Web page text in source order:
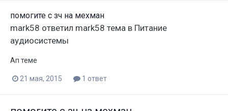
помогите с зч на мехман
mark58 ответил mark58 тема в Питание
аудиосистемы
Ап теме
21 мая, 2015 1 ответ